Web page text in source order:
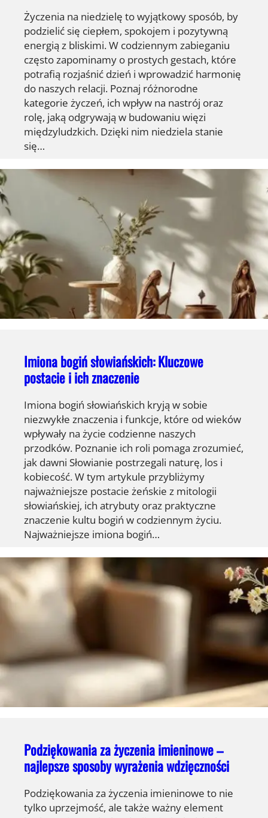
Życzenia na niedzielę to wyjątkowy sposób, by
podzielić się ciepłem, spokojem i pozytywną
energią z bliskimi. W codziennym zabieganiu
często zapominamy o prostych gestach, które
potrafią rozjaśnić dzień i wprowadzić harmonię
do naszych relacji. Poznaj różnorodne
kategorie życzeń, ich wpływ na nastrój oraz
rolę, jaką odgrywają w budowaniu więzi
międzyludzkich. Dzięki nim niedziela stanie
się…
Imiona bogiń słowiańskich: Kluczowe
postacie i ich znaczenie
Imiona bogiń słowiańskich kryją w sobie
niezwykłe znaczenia i funkcje, które od wieków
wpływały na życie codzienne naszych
przodków. Poznanie ich roli pomaga zrozumieć,
jak dawni Słowianie postrzegali naturę, los i
kobiecość. W tym artykule przybliżymy
najważniejsze postacie żeńskie z mitologii
słowiańskiej, ich atrybuty oraz praktyczne
znaczenie kultu bogiń w codziennym życiu.
Najważniejsze imiona bogiń…
Podziękowania za życzenia imieninowe –
najlepsze sposoby wyrażenia wdzięczności
Podziękowania za życzenia imieninowe to nie
tylko uprzejmość, ale także ważny element